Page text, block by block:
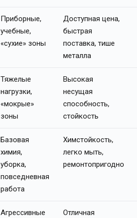
Приборные,
учебные,
«сухие» зоны
Доступная цена,
быстрая
поставка, тише
металла
Тяжелые
нагрузки,
«мокрые»
зоны
Высокая
несущая
способность,
стойкость
Базовая
химия,
уборка,
повседневная
работа
Химстойкость,
легко мыть,
ремонтопригодно
Агрессивные
Отличная